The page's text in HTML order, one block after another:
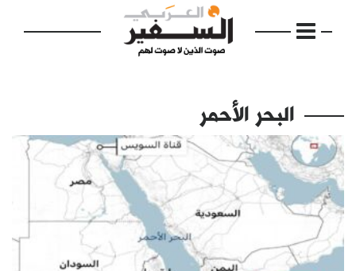
الرئيسية
مواضيع
إفتتاحية
البحر الأحمر